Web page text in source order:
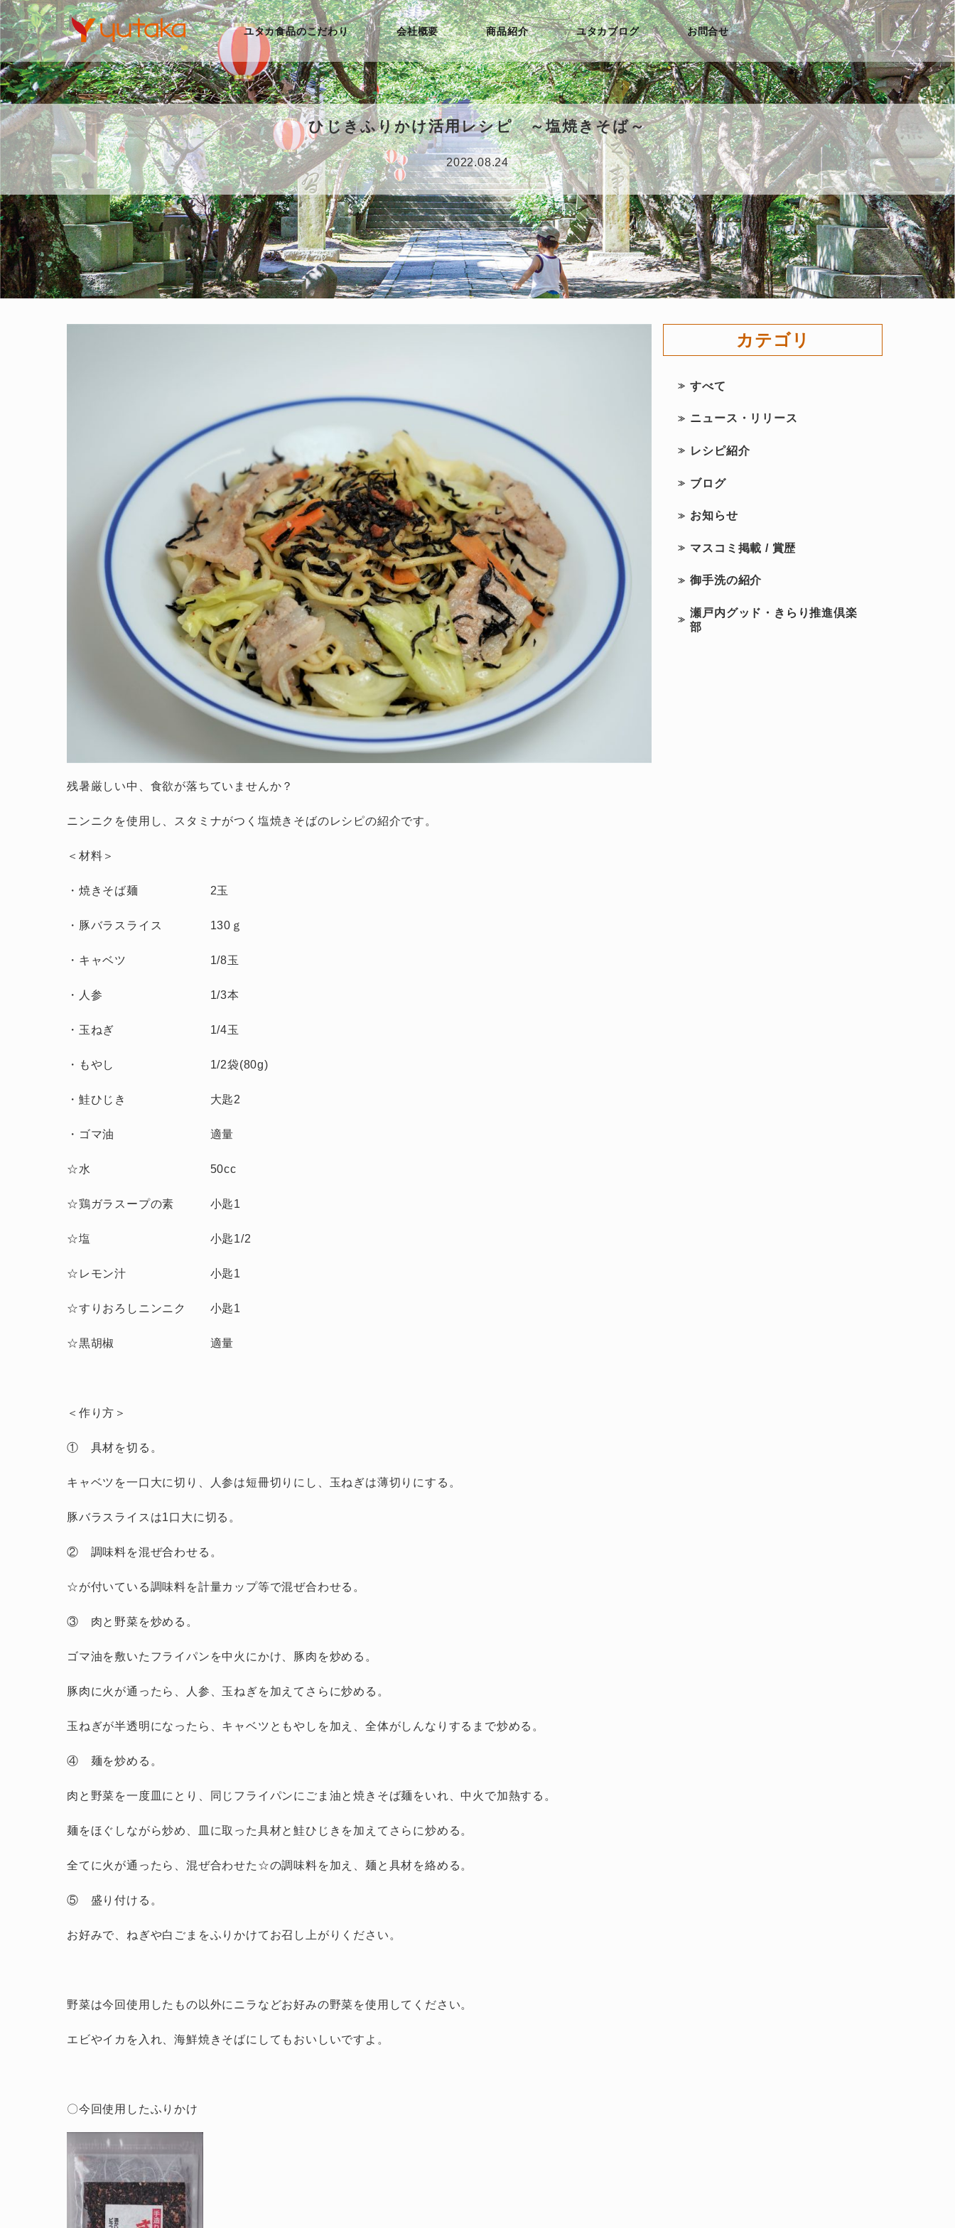
ユタカ食品のこだわり 会社概要 商品紹介 ユタカブログ お問合せ
ひじきふりかけ活用レシピ ～塩焼きそば～
2022.08.24
残暑厳しい中、食欲が落ちていませんか？
ニンニクを使用し、スタミナがつく塩焼きそばのレシピの紹介です。
＜材料＞
・焼きそば麺 2玉
・豚バラスライス 130ｇ
・キャベツ 1/8玉
・人参 1/3本
・玉ねぎ 1/4玉
・もやし 1/2袋(80g)
・鮭ひじき 大匙2
・ゴマ油 適量
☆水 50cc
☆鶏ガラスープの素 小匙1
☆塩 小匙1/2
☆レモン汁 小匙1
☆すりおろしニンニク 小匙1
☆黒胡椒 適量
＜作り方＞
① 具材を切る。
キャベツを一口大に切り、人参は短冊切りにし、玉ねぎは薄切りにする。
豚バラスライスは1口大に切る。
② 調味料を混ぜ合わせる。
☆が付いている調味料を計量カップ等で混ぜ合わせる。
③ 肉と野菜を炒める。
ゴマ油を敷いたフライパンを中火にかけ、豚肉を炒める。
豚肉に火が通ったら、人参、玉ねぎを加えてさらに炒める。
玉ねぎが半透明になったら、キャベツともやしを加え、全体がしんなりするまで炒める。
④ 麺を炒める。
肉と野菜を一度皿にとり、同じフライパンにごま油と焼きそば麺をいれ、中火で加熱する。
麺をほぐしながら炒め、皿に取った具材と鮭ひじきを加えてさらに炒める。
全てに火が通ったら、混ぜ合わせた☆の調味料を加え、麺と具材を絡める。
⑤ 盛り付ける。
お好みで、ねぎや白ごまをふりかけてお召し上がりください。
野菜は今回使用したもの以外にニラなどお好みの野菜を使用してください。
エビやイカを入れ、海鮮焼きそばにしてもおいしいですよ。
〇今回使用したふりかけ
カテゴリ
すべて
ニュース・リリース
レシピ紹介
ブログ
お知らせ
マスコミ掲載 / 賞歴
御手洗の紹介
瀬戸内グッド・きらり推進倶楽
部